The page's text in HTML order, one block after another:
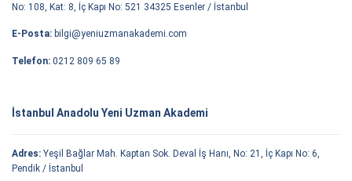
No: 108, Kat: 8, İç Kapı No: 521 34325 Esenler / İstanbul
E-Posta: bilgi@yeniuzmanakademi.com
Telefon: 0212 809 65 89
İstanbul Anadolu Yeni Uzman Akademi
Adres: Yeşil Bağlar Mah. Kaptan Sok. Deval İş Hanı, No: 21, İç Kapı No: 6,
Pendik / İstanbul